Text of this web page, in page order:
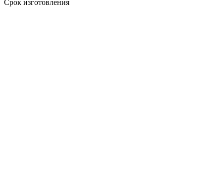
Срок изготовления